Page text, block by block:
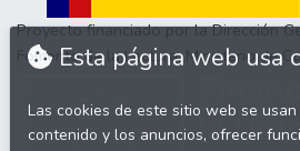
Proyecto financiado por la Dirección
Fomento de la Lectura, Ministerio de
Esta página web usa
Las cookies de este sitio web se
contenido y los anuncios, ofrecer